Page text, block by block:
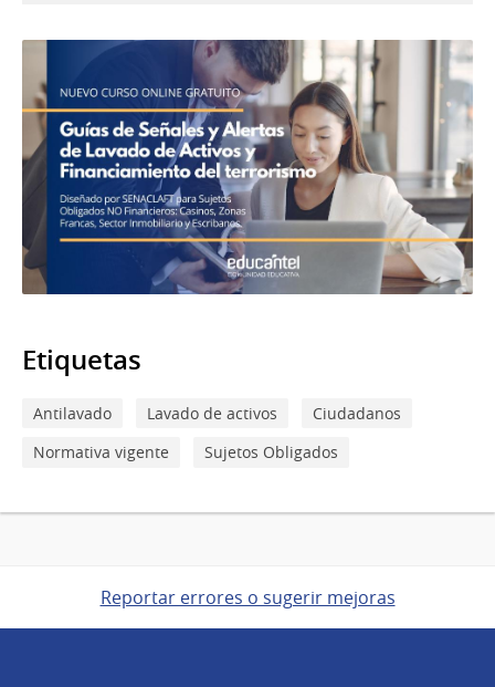
del
2024
Etiquetas
Antilavado Lavado de activos
Ciudadanos
Normativa vigente
Sujetos Obligados
Reportar errores o sugerir mejoras